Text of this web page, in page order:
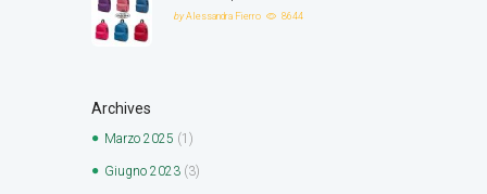
byAlessandra Fierro 8644
Archives
Marzo 2025 (1)
Giugno 2023 (3)